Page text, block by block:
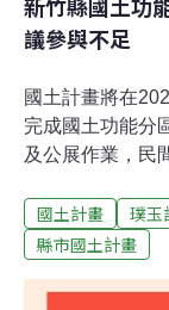
新竹縣國土功
議參與不足
國土計畫將在
完成國土功能分
及公展作業，民
城鄉發展區，且
眾一知半解，要
2023年1月3日
國土計畫 璞玉
縣市國土計畫